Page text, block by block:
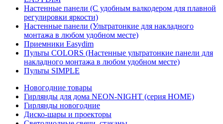
Настенные панели (С удобным валкодером для плавной
регулировки яркости)
Настенные панели (Ультратонкие для накладного
монтажа в любом удобном месте)
Приемники Easydim
Пульты COLORS (Настенные ультратонкие панели для
накладного монтажа в любом удобном месте)
Пульты SIMPLE
Новогодние товары
Гирлянды для дома NEON-NIGHT (серия HOME)
Гирлянды новогодние
Диско-шары и проекторы